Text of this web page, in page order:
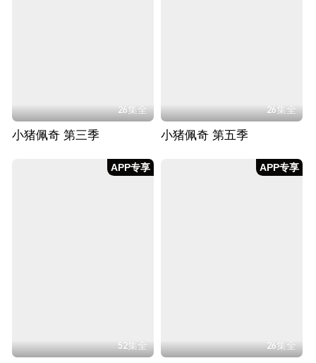
26集全
小猪佩奇 第三季
26集全
小猪佩奇 第五季
APP专享
52集全
APP专享
26集全